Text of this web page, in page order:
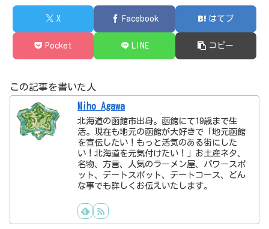
X Facebook はてブ
Pocket LINE コピー
この記事を書いた人
Miho Agawa
北海道の函館市出身。函館にて19歳まで生
活。現在も地元の函館が大好きで「地元函館
を宣伝したい！もっと活気のある街にした
い！北海道を元気付けたい！」お土産ネタ、
名物、方言、人気のラーメン屋、パワースポ
ット、デートスポット、デートコース、どん
な事でも詳しくお伝えいたします。